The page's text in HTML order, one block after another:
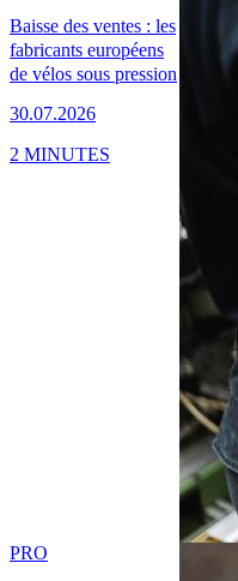
Baisse des ventes : les
fabricants européens
de vélos sous pression
30.07.2026
2 MINUTES
PRO